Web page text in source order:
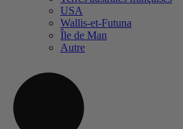
USA
Wallis-et-Futuna
Île de Man
Autre